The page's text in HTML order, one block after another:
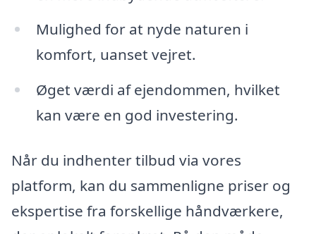
Mulighed for at nyde naturen i
komfort, uanset vejret.
Øget værdi af ejendommen, hvilket
kan være en god investering.
Når du indhenter tilbud via vores
platform, kan du sammenligne priser og
ekspertise fra forskellige håndværkere,